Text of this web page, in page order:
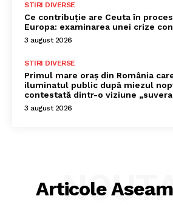
STIRI DIVERSE
Ce contribuție are Ceuta în
Europa: examinarea unei crize
3 august 2026
STIRI DIVERSE
Primul mare oraș din România
iluminatul public după miezul
contestată dintr-o viziune
3 august 2026
Articole